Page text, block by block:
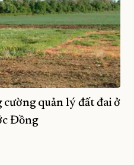
cường quản lý đất đai ở
Đồng